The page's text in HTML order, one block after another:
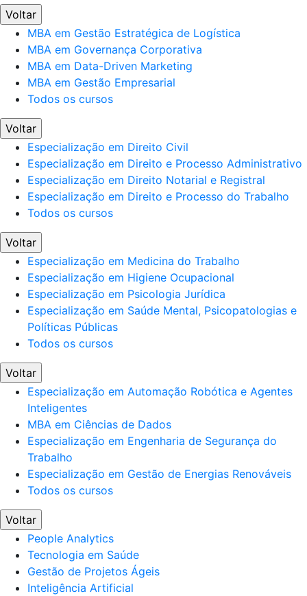
Voltar
MBA em Gestão Estratégica de Logística
MBA em Governança Corporativa
MBA em Data-Driven Marketing
MBA em Gestão Empresarial
Todos os cursos
Voltar
Especialização em Direito Civil
Especialização em Direito e Processo Administrativo
Especialização em Direito Notarial e Registral
Especialização em Direito e Processo do Trabalho
Todos os cursos
Voltar
Especialização em Medicina do Trabalho
Especialização em Higiene Ocupacional
Especialização em Psicologia Jurídica
Especialização em Saúde Mental, Psicopatologias e
Políticas Públicas
Todos os cursos
Voltar
Especialização em Automação Robótica e Agentes
Inteligentes
MBA em Ciências de Dados
Especialização em Engenharia de Segurança do
Trabalho
Especialização em Gestão de Energias Renováveis
Todos os cursos
Voltar
People Analytics
Tecnologia em Saúde
Gestão de Projetos Ágeis
Inteligência Artificial